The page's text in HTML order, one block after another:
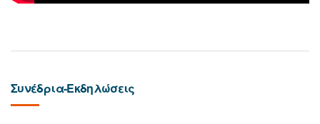
Συνέδρια-Εκδηλώσεις